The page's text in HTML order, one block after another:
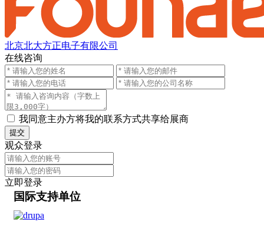
北京北大方正电子有限公司
在线咨询
我同意主办方将我的联系方式共享给展商
提交
观众登录
立即登录
国际支持单位